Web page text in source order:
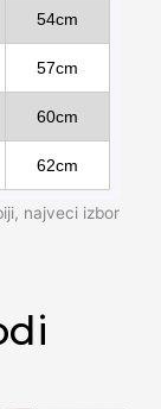
54cm
57cm
60cm
62cm
najveci izbor